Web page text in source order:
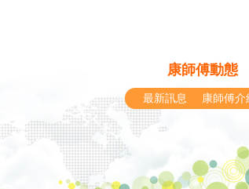
康師傅動態
最新訊息 康師傅介